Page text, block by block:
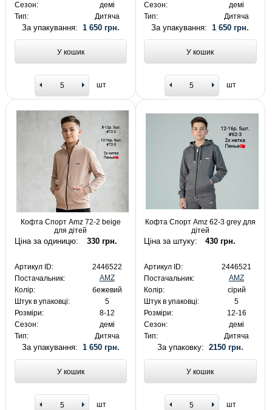
Сезон:
демі
Тип:
Дитяча
За упакування: 1 650 грн.
У кошик
шт
Сезон:
демі
Тип:
Дитяча
За упакування:1 650 грн.
У кошик
шт
Кофта Спорт Amz 72-2 beige
для дітей
Ціна за одиницю: 330 грн.
Артикул ID:
2446522
Постачальник:
AMZ
Колір:
бежевий
Штук в упаковці:
5
Розміри:
8-12
Сезон:
демі
Тип:
Дитяча
За упакування: 1 650 грн.
У кошик
шт
Кофта Спорт Amz 62-3 grey для
дітей
Ціна за штуку: 430 грн.
Артикул ID:
2446521
Постачальник:
AMZ
Колір:
сірий
Штук в упаковці:
5
Розміри:
12-16
Сезон:
демі
Тип:
Дитяча
За упаковку: 2150 грн.
У кошик
шт